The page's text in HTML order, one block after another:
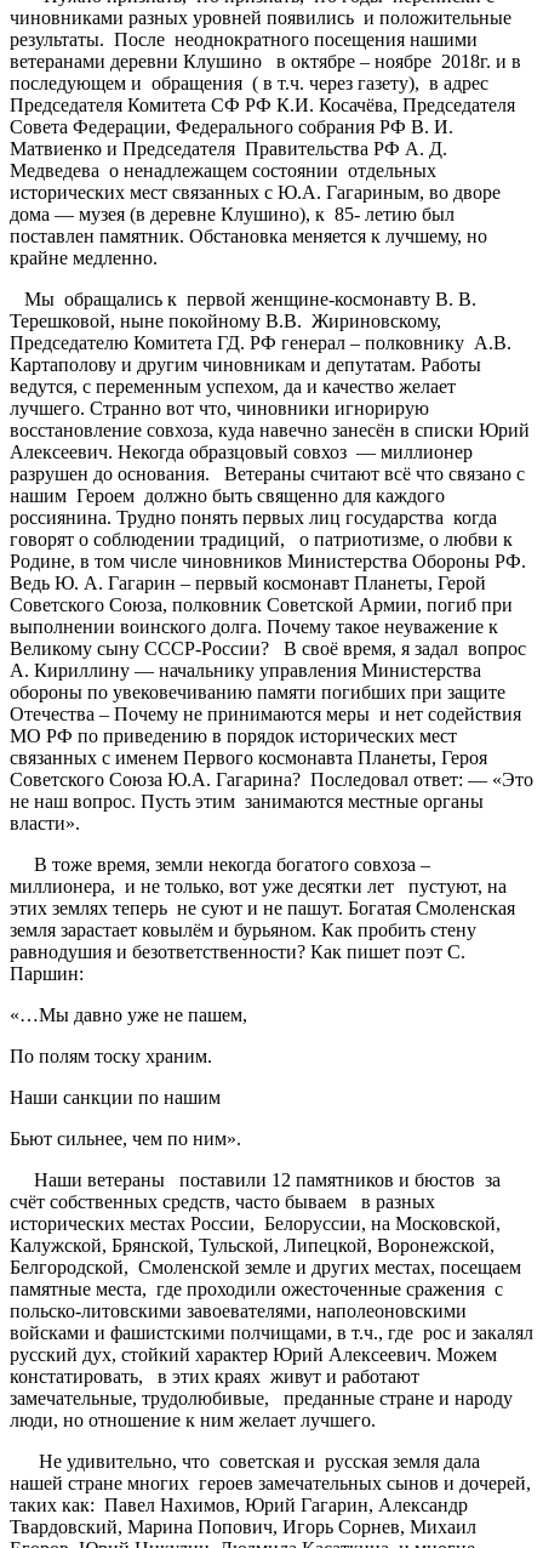
чиновниками разных уровней появились и положительные
результаты. После неоднократного посещения нашими
ветеранами деревни Клушино в октябре – ноябре 2018г. и в
последующем и обращения ( в т.ч. через газету), в адрес
Председателя Комитета СФ РФ К.И. Косачёва, Председателя
Совета Федерации, Федерального собрания РФ В. И.
Матвиенко и Председателя Правительства РФ А. Д.
Медведева о ненадлежащем состоянии отдельных
исторических мест связанных с Ю.А. Гагариным, во дворе
дома — музея (в деревне Клушино), к 85- летию был
поставлен памятник. Обстановка меняется к лучшему, но
крайне медленно.
Мы обращались к первой женщине-космонавту В. В.
Терешковой, ныне покойному В.В. Жириновскому,
Председателю Комитета ГД. РФ генерал – полковнику А.В.
Картаполову и другим чиновникам и депутатам. Работы
ведутся, с переменным успехом, да и качество желает
лучшего. Странно вот что, чиновники игнорирую
восстановление совхоза, куда навечно занесён в списки Юрий
Алексеевич. Некогда образцовый совхоз — миллионер
разрушен до основания. Ветераны считают всё что связано с
нашим Героем должно быть священно для каждого
россиянина. Трудно понять первых лиц государства когда
говорят о соблюдении традиций, о патриотизме, о любви к
Родине, в том числе чиновников Министерства Обороны РФ.
Ведь Ю. А. Гагарин – первый космонавт Планеты, Герой
Советского Союза, полковник Советской Армии, погиб при
выполнении воинского долга. Почему такое неуважение к
Великому сыну СССР-России? В своё время, я задал вопрос
А. Кириллину — начальнику управления Министерства
обороны по увековечиванию памяти погибших при защите
Отечества – Почему не принимаются меры и нет содействия
МО РФ по приведению в порядок исторических мест
связанных с именем Первого космонавта Планеты, Героя
Советского Союза Ю.А. Гагарина? Последовал ответ: — «Это
не наш вопрос. Пусть этим занимаются местные органы
власти».
В тоже время, земли некогда богатого совхоза –
миллионера, и не только, вот уже десятки лет пустуют, на
этих землях теперь не суют и не пашут. Богатая Смоленская
земля зарастает ковылём и бурьяном. Как пробить стену
равнодушия и безответственности? Как пишет поэт С.
Паршин:
«…Мы давно уже не пашем,
По полям тоску храним.
Наши санкции по нашим
Бьют сильнее, чем по ним».
Наши ветераны поставили 12 памятников и бюстов за
счёт собственных средств, часто бываем в разных
исторических местах России, Белоруссии, на Московской,
Калужской, Брянской, Тульской, Липецкой, Воронежской,
Белгородской, Смоленской земле и других местах, посещаем
памятные места, где проходили ожесточенные сражения с
польско-литовскими завоевателями, наполеоновскими
войсками и фашистскими полчищами, в т.ч., где рос и закалял
русский дух, стойкий характер Юрий Алексеевич. Можем
констатировать, в этих краях живут и работают
замечательные, трудолюбивые, преданные стране и народу
люди, но отношение к ним желает лучшего.
Не удивительно, что советская и русская земля дала
нашей стране многих героев замечательных сынов и дочерей,
таких как: Павел Нахимов, Юрий Гагарин, Александр
Твардовский, Марина Попович, Игорь Сорнев, Михаил